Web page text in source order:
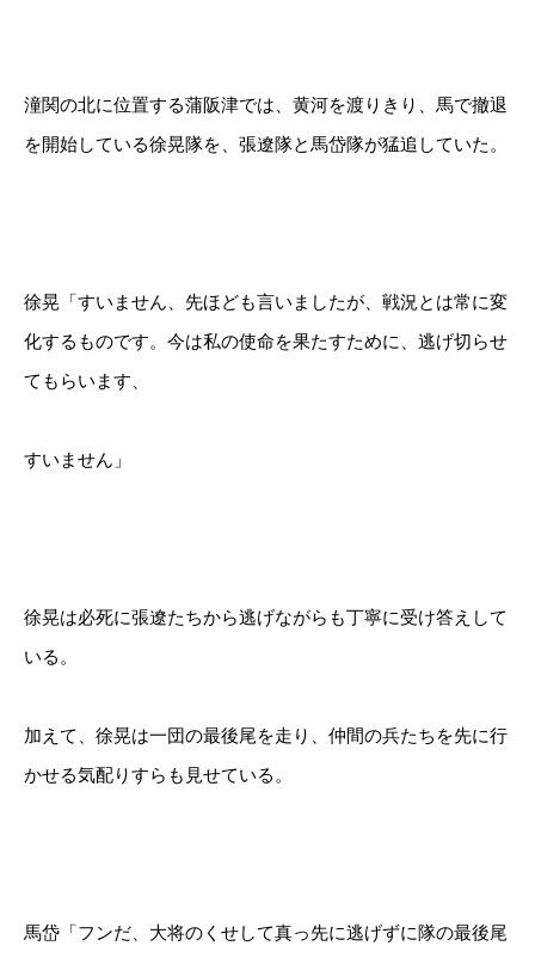
潼関の北に位置する蒲阪津では、黄河を渡りきり、馬で撤退
を開始している徐晃隊を、張遼隊と馬岱隊が猛追していた。
徐晃「すいません、先ほども言いましたが、戦況とは常に変
化するものです。今は私の使命を果たすために、逃げ切らせ
てもらいます、
すいません」
徐晃は必死に張遼たちから逃げながらも丁寧に受け答えして
いる。
加えて、徐晃は一団の最後尾を走り、仲間の兵たちを先に行
かせる気配りすらも見せている。
馬岱「フンだ、大将のくせして真っ先に逃げずに隊の最後尾